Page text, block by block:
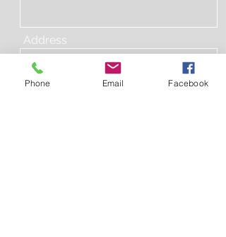
Address
Phone Email Facebook